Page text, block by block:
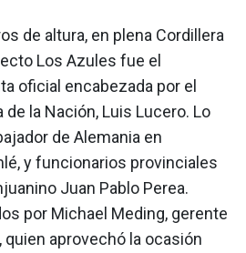
de altura, en plena Cordillera
Los Azules fue el
oficial encabezada por el
la Nación, Luis Lucero. Lo
de Alemania en
y funcionarios provinciales
Juan Pablo Perea.
por Michael Meding, gerente
aprovechó la ocasión